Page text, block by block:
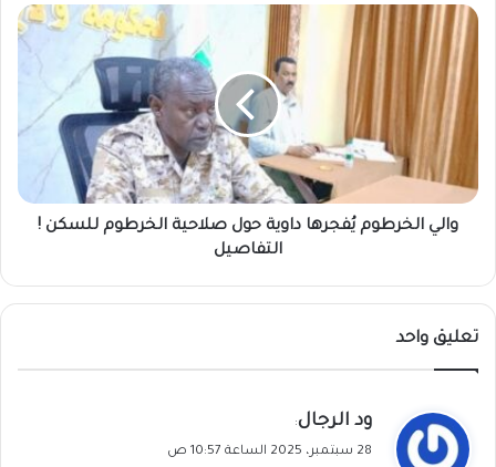
؟
والي
الخرطوم
يُفجرها
داوية
حول
صلاحية
الخرطوم
للسكن
التفاصيل
والي الخرطوم يُفجرها داوية حول صلاحية الخرطوم للسكن !
التفاصيل
تعليق واحد
ي
ق
ود الرجال:
28 سبتمبر، 2025 الساعة 10:57 ص